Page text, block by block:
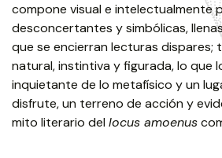
compone visual e intelectualmente
desconcertantes y simbólicas,
que se encierran lecturas dispares;
natural, instintiva y figurada, lo que
inquietante de lo metafísico y un
disfrute, un terreno de acción y
mito literario del locus amoenus